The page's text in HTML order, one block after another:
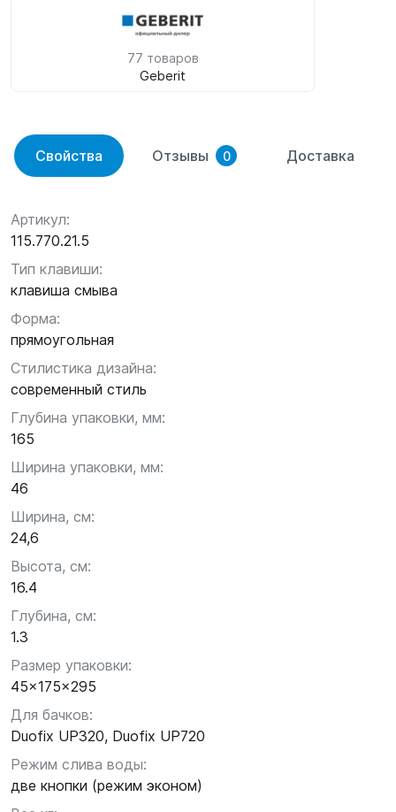
77 товаров
Geberit
Свойства Отзывы 0 Доставка
Артикул:
115.770.21.5
Тип клавиши:
клавиша смыва
Форма:
прямоугольная
Стилистика дизайна:
современный стиль
Глубина упаковки, мм:
165
Ширина упаковки, мм:
46
Ширина, см:
24,6
Высота, см:
16.4
Глубина, см:
1.3
Размер упаковки:
45x175x295
Для бачков:
Duofix UP320, Duofix UP720
Режим слива воды:
две кнопки (режим эконом)